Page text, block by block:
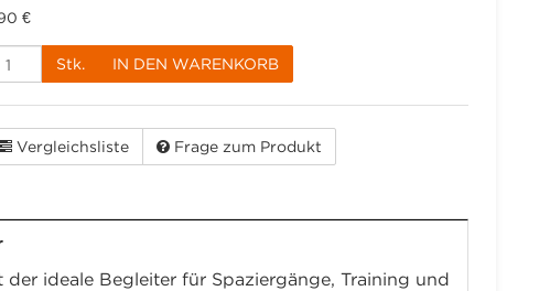
€
Stk. IN DEN WARENKORB
Vergleichsliste Frage zum Produkt
ideale Begleiter für Spaziergänge, Training und